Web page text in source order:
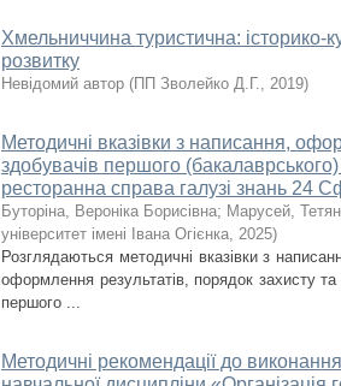
Хмельниччина туристична: історико-
розвитку
Невідомий автор (ПП Зволейко Д.Г., 2019)
Методичні вказівки з написання,
здобувачів першого
ресторанна справа галузі знань 24
Буторіна, Вероніка Борисівна; Марусей,
університет імені Івана Огієнка, 2025)
Розглядаються методичні вказівки з
оформлення результатів, порядок захисту
першого ...
Методичні рекомендації до